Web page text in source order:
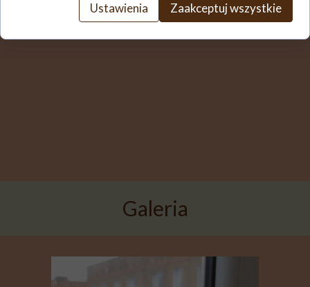
Galeria
Ustawienia Zaakceptuj wszystkie